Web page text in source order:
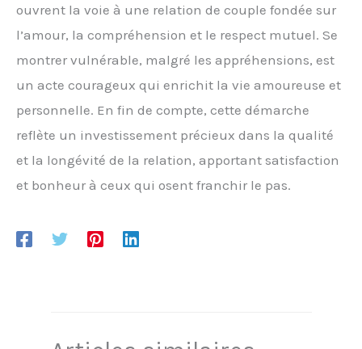
ouvrent la voie à une relation de couple fondée sur
l’amour, la compréhension et le respect mutuel. Se
montrer vulnérable, malgré les appréhensions, est
un acte courageux qui enrichit la vie amoureuse et
personnelle. En fin de compte, cette démarche
reflète un investissement précieux dans la qualité
et la longévité de la relation, apportant satisfaction
et bonheur à ceux qui osent franchir le pas.